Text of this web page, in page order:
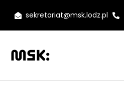
sekretariat@msk.lodz.pl